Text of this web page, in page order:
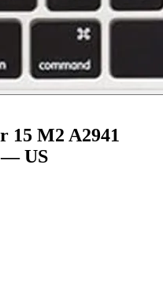
15 M2 A2941
— US